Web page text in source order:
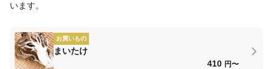
います。
お買いもの
まいたけ
410 円〜